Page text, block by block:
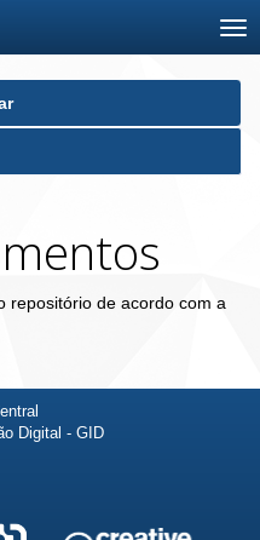
repositório de acordo com a
Digital - GID